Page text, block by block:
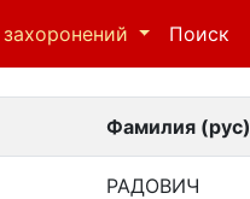
Поиск
Фамилия (рус)
РАДОВИЧ